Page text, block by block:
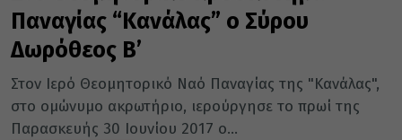
Παναγίας “Κανάλας” ο Σύρου
Δωρόθεος Β’
Στον Ιερό Θεομητορικό Ναό Παναγίας της "Κανάλας",
στο ομώνυμο ακρωτήριο, ιερούργησε το πρωί της
Παρασκευής 30 Ιουνίου 2017 ο...